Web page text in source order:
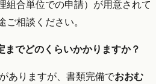
組合単位での申請）が用意されて
相談ください。
までどのくらいかかりますか？
ありますが、書類完備でおおむ